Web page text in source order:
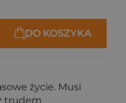
DO KOSZYKA
życie. Musi
trudem